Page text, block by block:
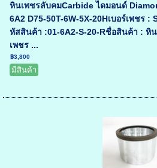
หินเพชรลับคมCarbide ไดมอนด์
6A2 D75-50T-6W-5X-20Hเบอร์เพชร :
หัสสินค้า :01-6A2-S-20-Rชื่อสินค้า : หิ
เพชร ...
฿3,800
มีสินค้า